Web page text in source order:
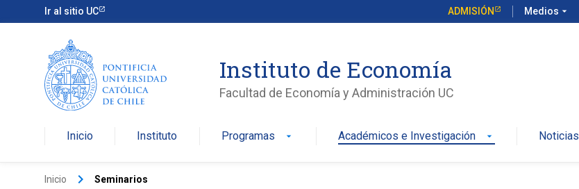
Ir al sitio UC ADMISIÓN Medios arrow_drop_down
Instituto de Economía
Facultad de Economía y Administración UC
Inicio Instituto Programas arrow_drop_down Académicos e Investigación arrow_drop_down Noticias
Inicio keyboard_arrow_right Seminarios